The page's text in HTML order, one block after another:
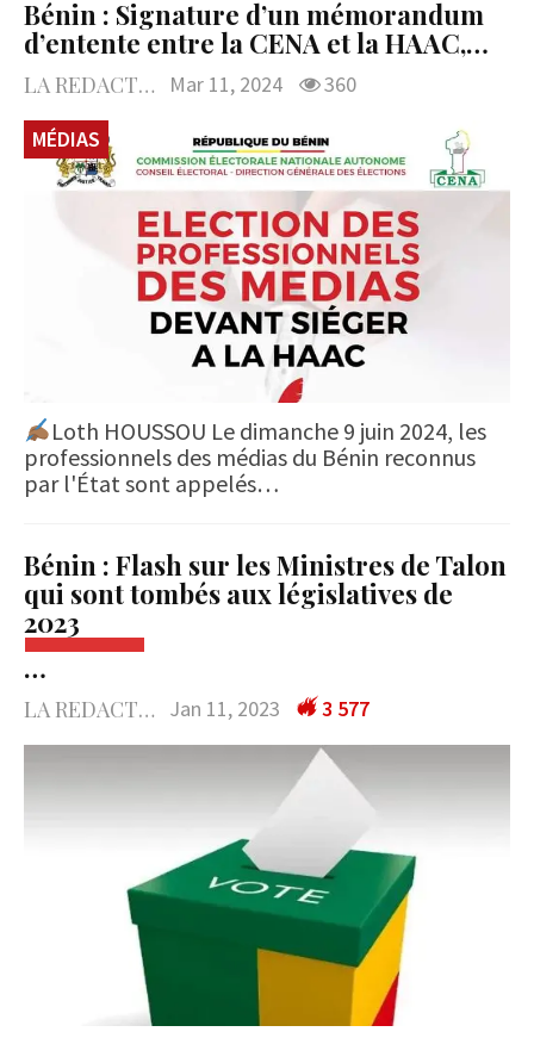
Bénin : Signature d’un mémorandum
d’entente entre la CENA et la HAAC,…
LA REDACTION Mar 11, 2024
360
MÉDIAS
Loth HOUSSOU Le dimanche 9 juin 2024, les
professionnels des médias du Bénin reconnus
par l'État sont appelés…
Bénin : Flash sur les Ministres de Talon
qui sont tombés aux législatives de
2023
…
LA REDACTION Jan 11, 2023 3 577